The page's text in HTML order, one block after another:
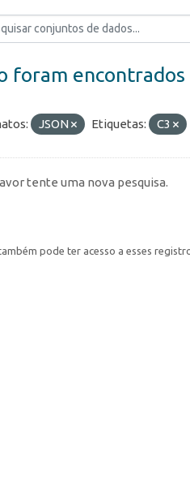
foram
JSON Etiquetas: C3
tente uma nova pesquisa.
pode ter acesso a esses